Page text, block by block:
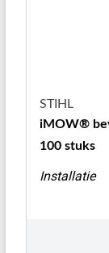
STIHL
iMOW®
100 stuks
Installatie